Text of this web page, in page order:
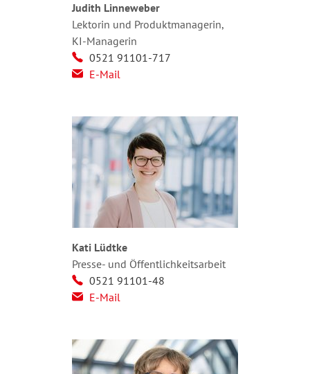
Judith Linneweber
Lektorin und Produktmanagerin,
KI-Managerin
0521 91101-717
E-Mail
Kati Lüdtke
Presse- und Öffentlichkeitsarbeit
0521 91101-48
E-Mail